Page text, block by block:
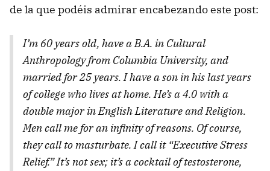
de la que podéis admirar encabezando este post:
I’m 60 years old, have a B.A. in Cultural
Anthropology from Columbia University, and
married for 25 years. I have a son in his last years
of college who lives at home. He’s a 4.0 with a
double major in English Literature and Religion.
Men call me for an inﬁnity of reasons. Of course,
they call to masturbate. I call it “Executive Stress
Relief.” It’s not sex; it’s a cocktail of testosterone,